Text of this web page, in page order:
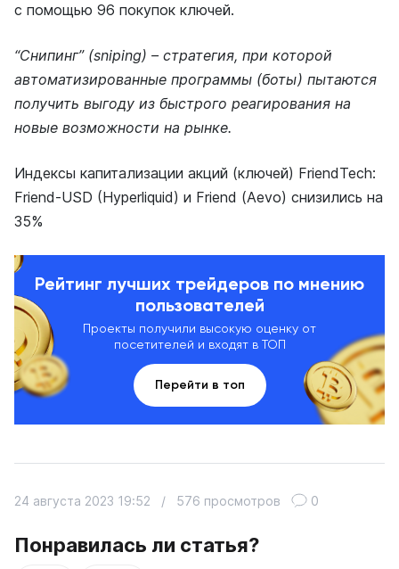
с помощью 96 покупок ключей.
“Снипинг” (sniping) – стратегия, при которой
автоматизированные программы (боты) пытаются
получить выгоду из быстрого реагирования на
новые возможности на рынке.
Индексы капитализации акций (ключей) FriendTech:
Friend-USD (Hyperliquid) и Friend (Aevo) снизились на
35%
Рейтинг лучших трейдеров по мнению
пользователей
Проекты получили высокую оценку от
посетителей и входят в ТОП
Перейти в топ
Понравилась ли статья?
24 августа 2023 19:52 / 576 просмотров 0